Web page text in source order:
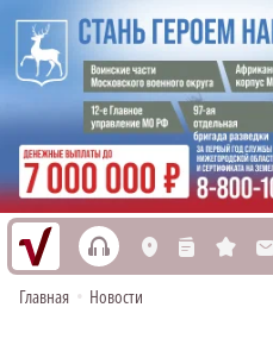
h L n s M
Главная • Новости